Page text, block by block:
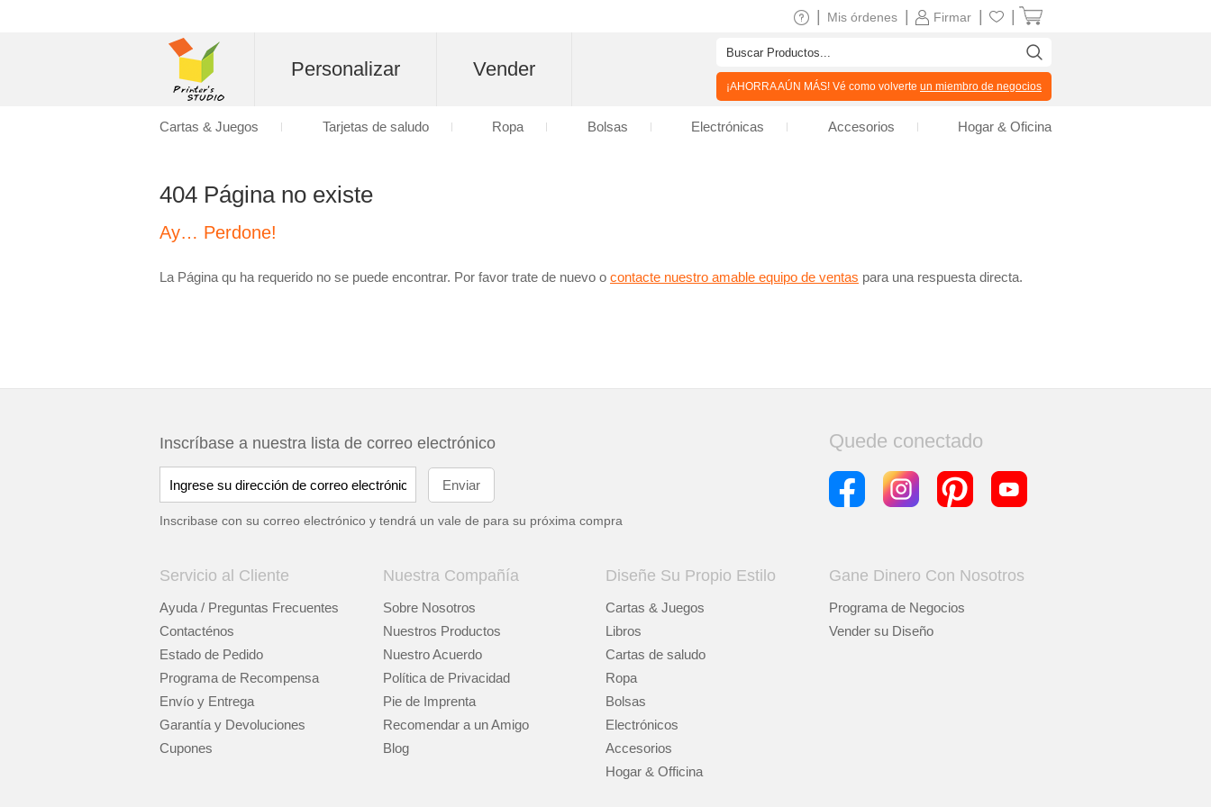
404 Página no existe
Ay… Perdone!
La Página qu ha requerido no se puede encontrar. Por favor trate de nuevo o contacte nuestro amable equipo de ventas para una respuesta directa.
Inscríbase a nuestra lista de correo electrónico
Inscribase con su correo electrónico y tendrá un vale de para su próxima compra
Quede conectado
Servicio al Cliente
Ayuda / Preguntas Frecuentes
Contacténos
Estado de Pedido
Programa de Recompensa
Envío y Entrega
Garantía y Devoluciones
Cupones
Nuestra Compañía
Sobre Nosotros
Nuestros Productos
Nuestro Acuerdo
Política de Privacidad
Pie de Imprenta
Recomendar a un Amigo
Blog
Diseñe Su Propio Estilo
Cartas & Juegos
Libros
Cartas de saludo
Ropa
Bolsas
Electrónicos
Accesorios
Hogar & Officina
Gane Dinero Con Nosotros
Programa de Negocios
Vender su Diseño
Firmar
Mis órdenes
Personalizar Vender
¡AHORRA AÚN MÁS! Vé como volverte un miembro de negocios
Cartas & Juegos Tarjetas de saludo Ropa Bolsas Electrónicas Accesorios Hogar & Oficina